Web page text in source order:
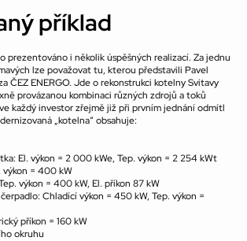
příklad
prezentováno i několik úspěšných realizací. Za jednu
lze považovat tu, kterou představili Pavel
ČEZ ENERGO. Jde o rekonstrukci kotelny Svitavy
provázanou kombinaci různých zdrojů a toků
každý investor zřejmě již při prvním jednání odmítl
„kotelna“ obsahuje:
El. výkon = 2 000 kWe, Tep. výkon = 2 254 kWt
= 400 kW
výkon = 400 kW, El. příkon 87 kW
Chladící výkon = 450 kW, Tep. výkon =
příkon = 160 kW
okruhu